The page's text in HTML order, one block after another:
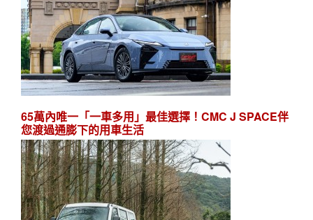
65萬內唯一「一車多用」最佳選擇！CMC J SPACE伴
您渡過通膨下的用車生活